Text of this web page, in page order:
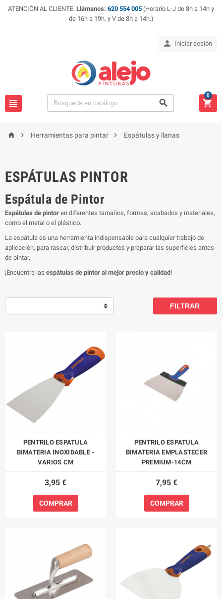
ATENCIÓN AL CLIENTE. Llámanos: 620 554 005 (Horario L-J de 8h a 14h y
de 16h a 19h, y V de 8h a 14h.)
 Iniciar sesión
  
0
  Herramientas para pintar  Espátulas y llanas
ESPÁTULAS PINTOR
Espátula de Pintor
Espátulas de pintor en diferentes tamaños, formas, acabados y materiales,
como el metal o el plástico.
La espátula es una herramienta indispensable para cualquier trabajo de
aplicación, para rascar, distribuir productos y preparar las superficies antes
de pintar.
¡Encuentra las espátulas de pintor al mejor precio y calidad!
FILTRAR
PENTRILO ESPATULA
BIMATERIA INOXIDABLE -
VARIOS CM
3,95 €
COMPRAR
PENTRILO ESPATULA
BIMATERIA EMPLASTECER
PREMIUM-14CM
7,95 €
COMPRAR